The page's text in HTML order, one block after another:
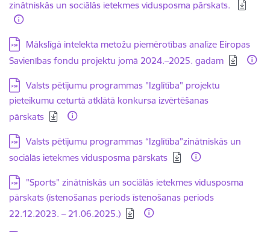
zinātniskās un sociālās ietekmes vidusposma pārskats.
Lejupielādēt:
Mākslīgā intelekta metožu piemērotības analīze Eiropas
Savienības fondu projektu jomā 2024.–2025. gadam
Lejupielādēt:
Valsts pētījumu programmas "Izglītība" projektu
pieteikumu ceturtā atklātā konkursa izvērtēšanas
pārskats
Lejupielādēt:
Valsts pētījumu programmas “Izglītība”zinātniskās un
sociālās ietekmes vidusposma pārskats
Lejupielādēt:
"Sports” zinātniskās un sociālās ietekmes vidusposma
pārskats (īstenošanas periods īstenošanas periods
22.12.2023. – 21.06.2025.)